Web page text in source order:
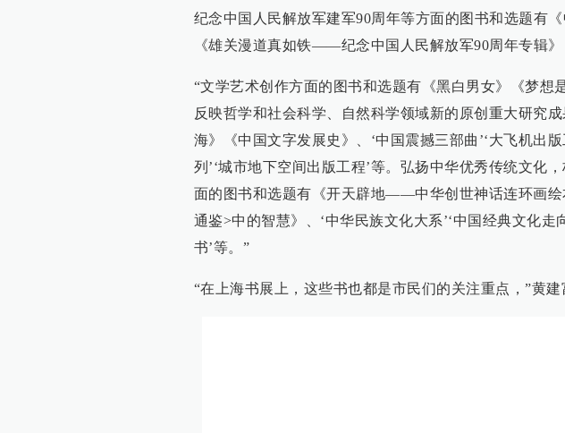
纪念中国人民解放军建军90周年等方面的图书和选题有《
《雄关漫道真如铁——纪念中国人民解放军90周年专辑
“文学艺术创作方面的图书和选题有《黑白男女》《梦想
反映哲学和社会科学、自然科学领域新的原创重大研究
海》《中国文字发展史》、‘中国震撼三部曲’‘大飞机出
列’‘城市地下空间出版工程’等。弘扬中华优秀传统文化
面的图书和选题有《开天辟地——中华创世神话连环画
通鉴>中的智慧》、‘中华民族文化大系’‘中国经典文化走
书’等。”
“在上海书展上，这些书也都是市民们的关注重点，”黄建